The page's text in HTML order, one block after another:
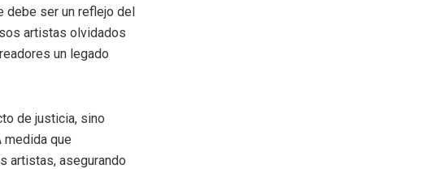
debe ser un reflejo del
artistas olvidados
un legado
de justicia, sino
medida que
artistas, asegurando